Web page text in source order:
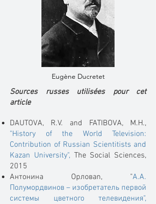
Eugène Ducretet
Sources russes utilisées pour cet
article
DAUTOVA, R.V. and FATIBOVA, M.H.,
"History of the World Television:
Contribution of Russian Scientitists and
Kazan University",The Social Sciences,
2015
Антонина Орловаn, "А.А.
Полумордвинов – изобретатель первой
системы цветного телевидения",